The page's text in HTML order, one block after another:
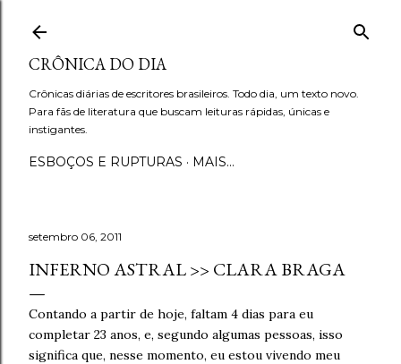
CRÔNICA DO DIA
Crônicas diárias de escritores brasileiros. Todo dia, um texto novo.
Para fãs de literatura que buscam leituras rápidas, únicas e
instigantes.
ESBOÇOS E RUPTURAS MAIS…
setembro 06, 2011
INFERNO ASTRAL >> CLARA BRAGA
Contando a partir de hoje, faltam 4 dias para eu
completar 23 anos, e, segundo algumas pessoas, isso
significa que, nesse momento, eu estou vivendo meu